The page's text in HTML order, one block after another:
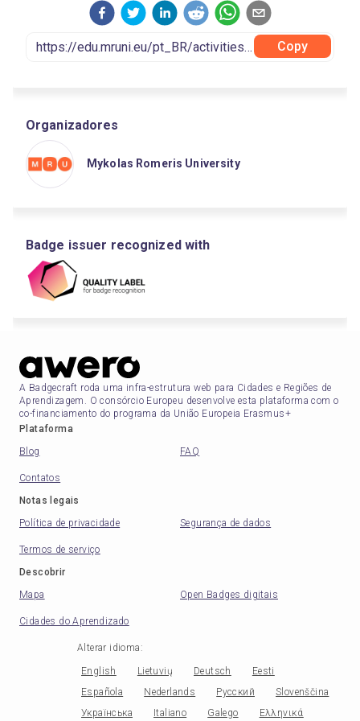
Copy
Organizadores
Mykolas Romeris University
Badge issuer recognized with
A Badgecraft roda uma infra-estrutura web para Cidades e Regiões de
Aprendizagem. O consórcio Europeu desenvolve esta plataforma com o
co-financiamento do programa da União Europeia Erasmus+
Plataforma
Blog
FAQ
Contatos
Notas legais
Política de privacidade
Segurança de dados
Termos de serviço
Descobrir
Mapa
Open Badges digitais
Cidades do Aprendizado
Alterar idioma :
English Lietuvių Deutsch
Eesti
Española
Nederlands Русский
Slovenščina
Українська
Italiano Galego Ελληνικά